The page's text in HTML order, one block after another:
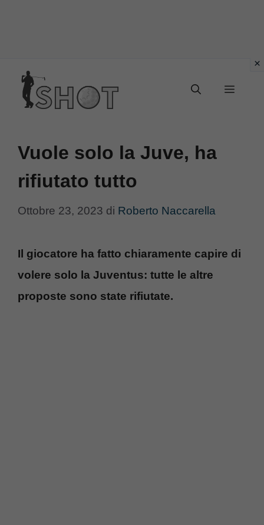
contenuto
Menu
Vuole solo la Juve, ha
rifiutato tutto
Ottobre 23, 2023 di Roberto Naccarella
Il giocatore ha fatto chiaramente capire di
volere solo la Juventus: tutte le altre
proposte sono state rifiutate.